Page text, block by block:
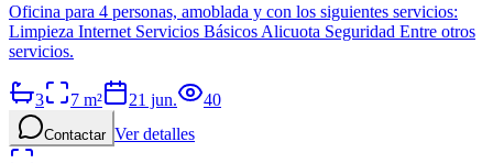
Oficina para 4 personas, amoblada y con los siguientes servicios:
Limpieza Internet Servicios Básicos Alicuota Seguridad Entre otros
servicios.
3 7 m² 21 jun. 40
Contactar Ver detalles